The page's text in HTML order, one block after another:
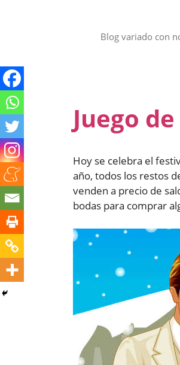
Blog variado con
Juego
Hoy se celebra el
año, todos los restos
venden a precio de
bodas para comprar